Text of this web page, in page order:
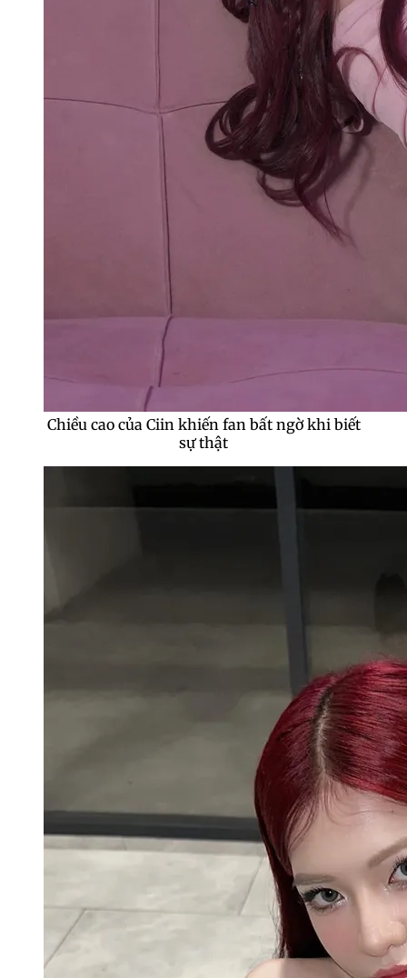
Chiều cao của Ciin khiến fan bất ngờ khi biết
sự thật